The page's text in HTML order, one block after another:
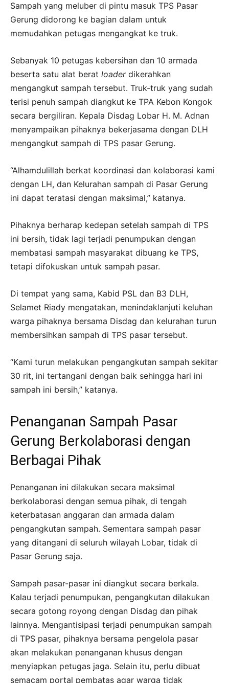
Sampah yang meluber di pintu masuk TPS Pasar
Gerung didorong ke bagian dalam untuk
memudahkan petugas mengangkat ke truk.
Sebanyak 10 petugas kebersihan dan 10 armada
beserta satu alat berat loaderdikerahkan
mengangkut sampah tersebut. Truk-truk yang sudah
terisi penuh sampah diangkut ke TPA Kebon Kongok
secara bergiliran. Kepala Disdag Lobar H. M. Adnan
menyampaikan pihaknya bekerjasama dengan DLH
mengangkut sampah di TPS pasar Gerung.
“Alhamdulillah berkat koordinasi dan kolaborasi kami
dengan LH, dan Kelurahan sampah di Pasar Gerung
ini dapat teratasi dengan maksimal,” katanya.
Pihaknya berharap kedepan setelah sampah di TPS
ini bersih, tidak lagi terjadi penumpukan dengan
membatasi sampah masyarakat dibuang ke TPS,
tetapi difokuskan untuk sampah pasar.
Di tempat yang sama, Kabid PSL dan B3 DLH,
Selamet Riady mengatakan, menindaklanjuti keluhan
warga pihaknya bersama Disdag dan kelurahan turun
membersihkan sampah di TPS pasar tersebut.
“Kami turun melakukan pengangkutan sampah sekitar
30 rit, ini tertangani dengan baik sehingga hari ini
sampah ini bersih,” katanya.
Penanganan Sampah Pasar
Gerung Berkolaborasi dengan
Berbagai Pihak
Penanganan ini dilakukan secara maksimal
berkolaborasi dengan semua pihak, di tengah
keterbatasan anggaran dan armada dalam
pengangkutan sampah. Sementara sampah pasar
yang ditangani di seluruh wilayah Lobar, tidak di
Pasar Gerung saja.
Sampah pasar-pasar ini diangkut secara berkala.
Kalau terjadi penumpukan, pengangkutan dilakukan
secara gotong royong dengan Disdag dan pihak
lainnya. Mengantisipasi terjadi penumpukan sampah
di TPS pasar, pihaknya bersama pengelola pasar
akan melakukan penanganan khusus dengan
menyiapkan petugas jaga. Selain itu, perlu dibuat
semacam portal pembatas agar warga tidak